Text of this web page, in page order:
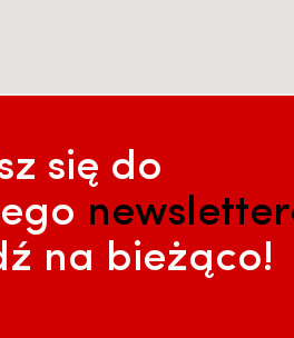
się do
na bieżąco!